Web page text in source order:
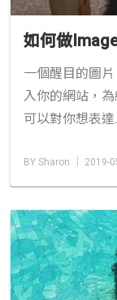
如何做
一個醒目的圖
入你的網站，
可以對你想表達
BY Sharon │ 2019-